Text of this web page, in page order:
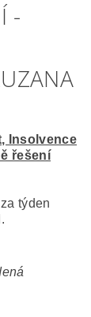
-
Insolvence
řešení
týden